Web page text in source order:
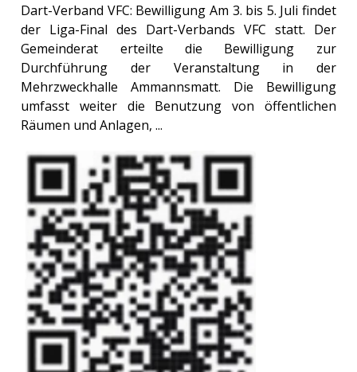
Dart-Verband VFC: Bewilligung Am 3. bis 5. Juli findet
der Liga-Final des Dart-Verbands VFC statt. Der
Gemeinderat erteilte die Bewilligung zur
Durchführung der Veranstaltung in der
Mehrzweckhalle Ammannsmatt. Die Bewilligung
umfasst weiter die Benutzung von öffentlichen
Räumen und Anlagen, ...